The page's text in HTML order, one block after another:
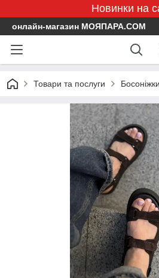
Новинки на
онлайн-магазин МОЯПАРА.COM
Товари та послуги Босоніжки